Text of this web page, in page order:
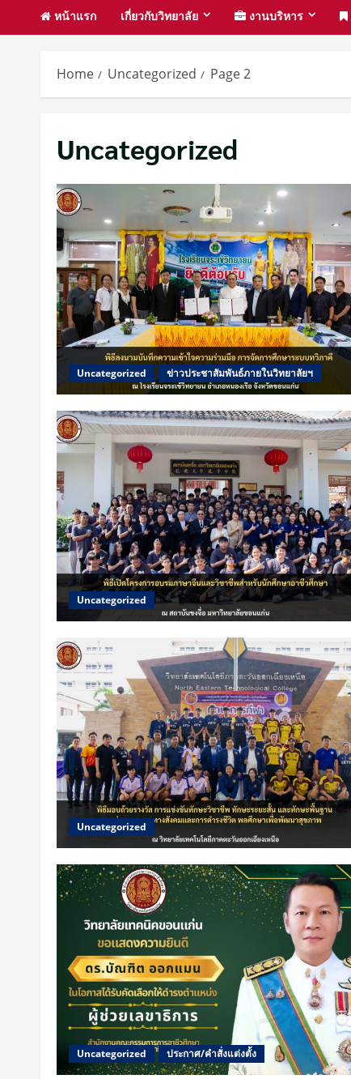
หน้าแรก เกี่ยวกับวิทยาลัย งานบริหาร
Home Uncategorized Page 2
Uncategorized
Uncategorized ข่าวประชาสัมพันธ์ภายในวิทยาลัยฯ
Uncategorized
Uncategorized
Uncategorized ประกาศ/คำสั่งแต่งตั้ง